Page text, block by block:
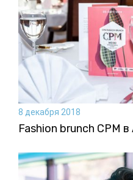
8 декабря 2018
Fashion brunch CPM